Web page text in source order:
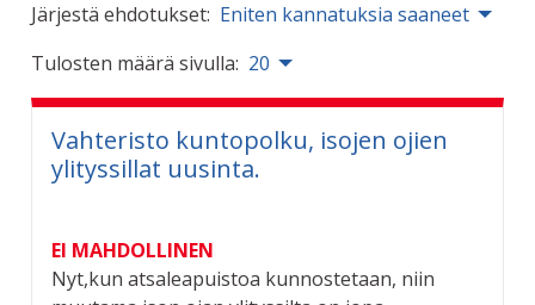
Järjestä ehdotukset: Eniten kannatuksia saaneet
Tulosten määrä sivulla: 20
Vahteristo kuntopolku, isojen ojien
ylityssillat uusinta.
EI MAHDOLLINEN
Nyt,kun atsaleapuistoa kunnostetaan, niin